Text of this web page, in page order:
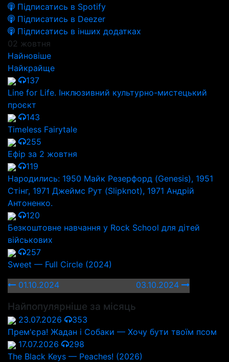
Підписатись в Spotify
Підписатись в Deezer
Підписатись в інших додатках
02 жовтня
Найновіше
Найкрайще
137
Line for Life. Інклюзивний культурно-мистецький
проєкт
143
Timeless Fairytale
255
Ефір за 2 жовтня
119
Народились: 1950 Майк Резерфорд (Genesis), 1951
Стінг, 1971 Джеймс Рут (Slipknot), 1971 Андрій
Антоненко.
120
Безкоштовне навчання у Rock School для дітей
військових
257
Sweet — Full Circle (2024)
01.10.2024
03.10.2024
Найпопулярніше за місяць
23.07.2026
353
Прем'єра! Жадан і Собаки — Хочу бути твоїм псом
17.07.2026
298
The Black Keys — Peaches! (2026)